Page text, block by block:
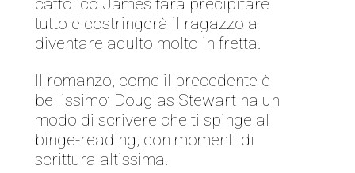
tutto e costringerà il ragazzo a
diventare adulto molto in fretta.
Il romanzo, come il precedente è
bellissimo; Douglas Stewart ha un
modo di scrivere che ti spinge al
binge-reading, con momenti di
scrittura altissima.